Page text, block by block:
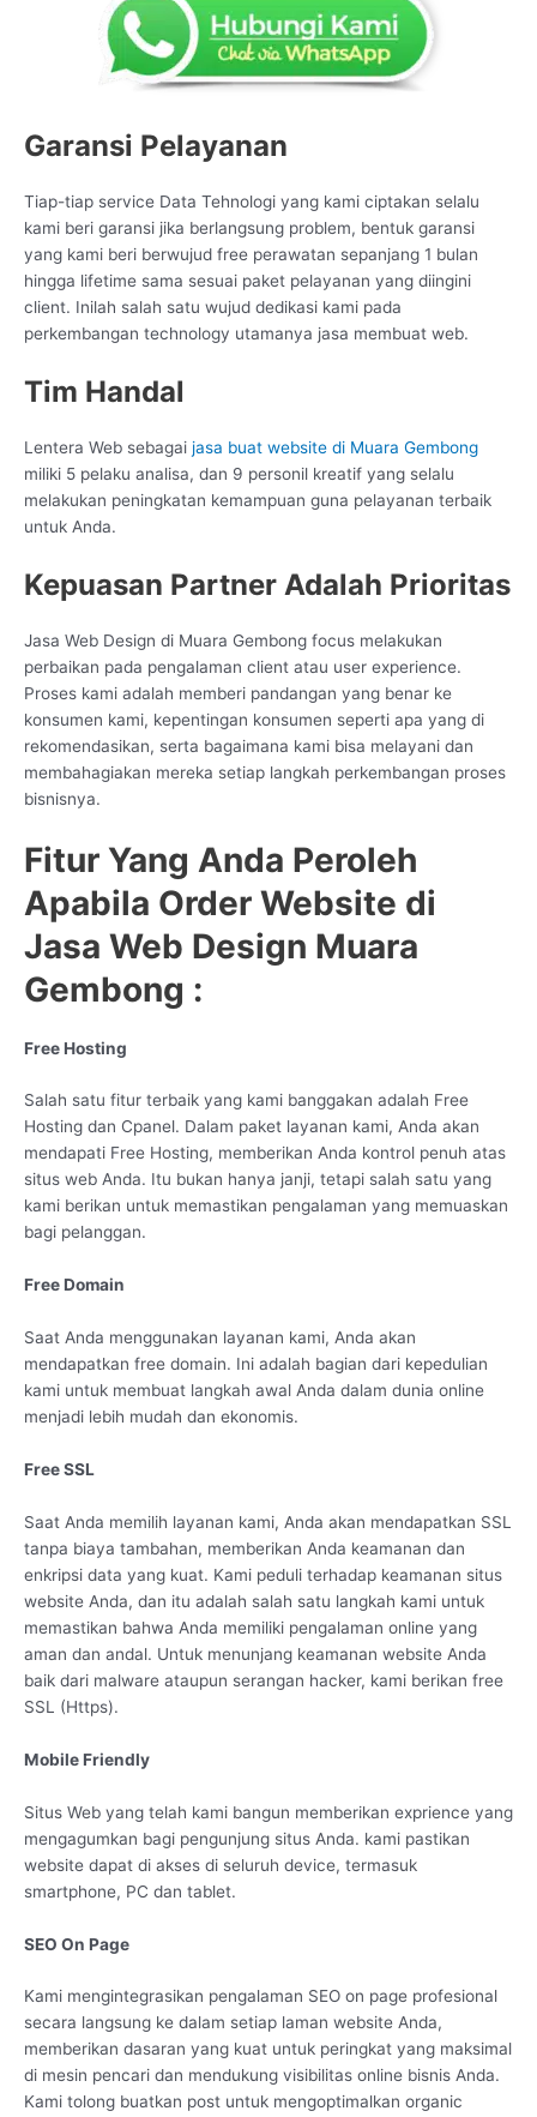
Garansi Pelayanan
Tiap-tiap service Data Tehnologi yang kami ciptakan selalu
kami beri garansi jika berlangsung problem, bentuk garansi
yang kami beri berwujud free perawatan sepanjang 1 bulan
hingga lifetime sama sesuai paket pelayanan yang diingini
client. Inilah salah satu wujud dedikasi kami pada
perkembangan technology utamanya jasa membuat web.
Tim Handal
Lentera Web sebagai jasa buat website di Muara Gembong
miliki 5 pelaku analisa, dan 9 personil kreatif yang selalu
melakukan peningkatan kemampuan guna pelayanan terbaik
untuk Anda.
Kepuasan Partner Adalah Prioritas
Jasa Web Design di Muara Gembong focus melakukan
perbaikan pada pengalaman client atau user experience.
Proses kami adalah memberi pandangan yang benar ke
konsumen kami, kepentingan konsumen seperti apa yang di
rekomendasikan, serta bagaimana kami bisa melayani dan
membahagiakan mereka setiap langkah perkembangan proses
bisnisnya.
Fitur Yang Anda Peroleh
Apabila Order Website di
Jasa Web Design Muara
Gembong :
Free Hosting
Salah satu fitur terbaik yang kami banggakan adalah Free
Hosting dan Cpanel. Dalam paket layanan kami, Anda akan
mendapati Free Hosting, memberikan Anda kontrol penuh atas
situs web Anda. Itu bukan hanya janji, tetapi salah satu yang
kami berikan untuk memastikan pengalaman yang memuaskan
bagi pelanggan.
Free Domain
Saat Anda menggunakan layanan kami, Anda akan
mendapatkan free domain. Ini adalah bagian dari kepedulian
kami untuk membuat langkah awal Anda dalam dunia online
menjadi lebih mudah dan ekonomis.
Free SSL
Saat Anda memilih layanan kami, Anda akan mendapatkan SSL
tanpa biaya tambahan, memberikan Anda keamanan dan
enkripsi data yang kuat. Kami peduli terhadap keamanan situs
website Anda, dan itu adalah salah satu langkah kami untuk
memastikan bahwa Anda memiliki pengalaman online yang
aman dan andal. Untuk menunjang keamanan website Anda
baik dari malware ataupun serangan hacker, kami berikan free
SSL (Https).
Mobile Friendly
Situs Web yang telah kami bangun memberikan exprience yang
mengagumkan bagi pengunjung situs Anda. kami pastikan
website dapat di akses di seluruh device, termasuk
smartphone, PC dan tablet.
SEO On Page
Kami mengintegrasikan pengalaman SEO on page profesional
secara langsung ke dalam setiap laman website Anda,
memberikan dasaran yang kuat untuk peringkat yang maksimal
di mesin pencari dan mendukung visibilitas online bisnis Anda.
Kami tolong buatkan post untuk mengoptimalkan organic